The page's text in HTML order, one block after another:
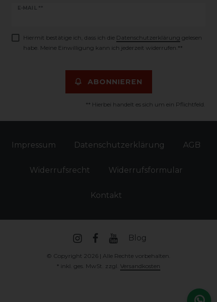
E-MAIL **
Newsletter
Hiermit bestätige ich, dass ich die Daten­schutz­erklärung gelesen
habe. Meine Einwilligung kann ich jederzeit widerrufen.**
ABONNIEREN
** Hierbei handelt es sich um ein Pflichtfeld.
Impressum Daten­schutz­erklärung AGB
Widerrufs­recht Widerrufs­formular
Kontakt
Blog
© Copyright 2026 | Alle Rechte vorbehalten.
* inkl. ges. MwSt. zzgl. Versandkosten